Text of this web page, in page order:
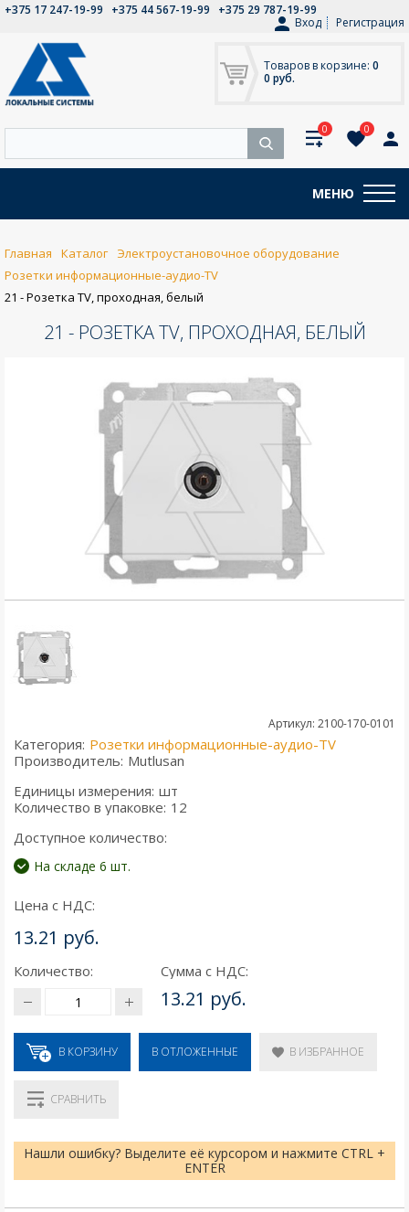
+375 17 247-19-99 +375 44 567-19-99
+375 29 787-19-99
Вход
Регистрация
Товаров в корзине: 0
0 руб.
0 0
МЕНЮ
Главная Каталог
Электроустановочное оборудование
Розетки информационные-аудио-TV
21 - Розетка TV, проходная, белый
21 - РОЗЕТКА TV, ПРОХОДНАЯ, БЕЛЫЙ
Артикул: 2100-170-0101
Категория: Розетки информационные-аудио-TV
Производитель: Mutlusan
Единицы измерения: шт
Количество в упаковке: 12
Доступное количество:
На складе 6 шт.
Цена с НДС:
13.21 руб.
Количество: Сумма с НДС:
13.21 руб.
В КОРЗИНУ В ОТЛОЖЕННЫЕ В ИЗБРАННОЕ
СРАВНИТЬ
Нашли ошибку? Выделите её курсором и нажмите CTRL +
ENTER